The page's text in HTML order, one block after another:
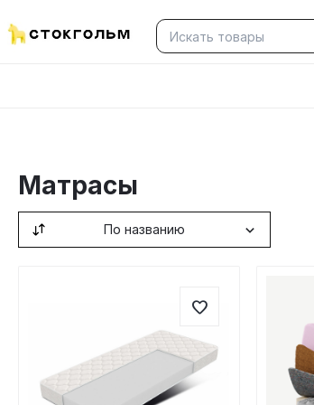
Матрасы
По названию